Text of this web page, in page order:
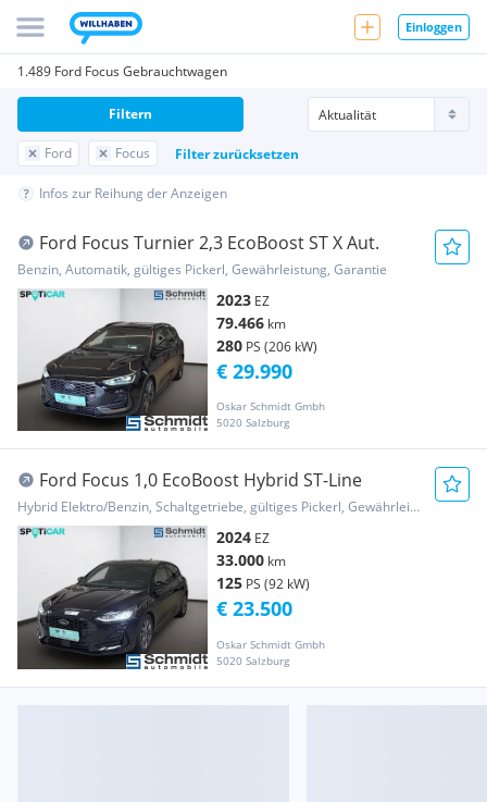
Einloggen
1.489 Ford Focus Gebrauchtwagen
Ford Focus Filter zurücksetzen
Filtern
Infos zur Reihung der Anzeigen
Ford Focus Turnier 2,3 EcoBoost ST X Aut.
Benzin, Automatik, gültiges Pickerl, Gewährleistung, Garantie
2023 EZ
79.466 km
280 PS (206 kW)
Oskar Schmidt Gmbh
5020 Salzburg
€ 29.990
Ford Focus 1,0 EcoBoost Hybrid ST-Line
Hybrid Elektro/Benzin, Schaltgetriebe, gültiges Pickerl, Gewährleistung, Garantie
2024 EZ
33.000 km
125 PS (92 kW)
Oskar Schmidt Gmbh
5020 Salzburg
€ 23.500